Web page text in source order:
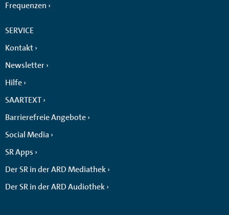
Frequenzen
SERVICE
Kontakt
Newsletter
Hilfe
SAARTEXT
Barrierefreie Angebote
Social Media
SR Apps
Der SR in der ARD Mediathek
Der SR in der ARD Audiothek